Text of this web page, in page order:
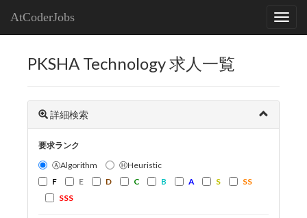
AtCoderJobs
PKSHA Technology 求人一覧
詳細検索
要求ランク
ⒶAlgorithm
ⒽHeuristic
F
E D C B A S
SS
SSS